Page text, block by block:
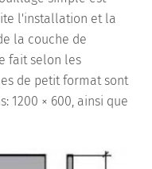
l'installation et la
la couche de
fait selon les
de petit format sont
1200 × 600, ainsi que